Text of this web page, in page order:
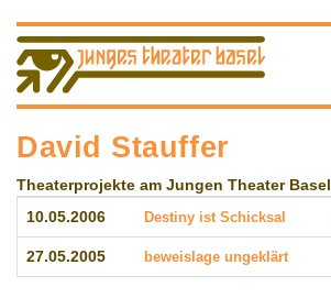
David Stauffer
Theaterprojekte am Jungen Theater Basel
10.05.2006 Destiny ist Schicksal
27.05.2005 beweislage ungeklärt